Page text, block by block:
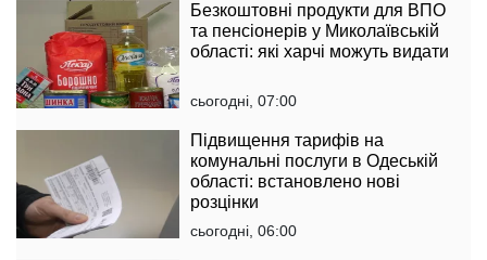
Безкоштовні продукти для ВПО
та пенсіонерів у Миколаївській
області: які харчі можуть видати
сьогодні, 07:00
Підвищення тарифів на
комунальні послуги в Одеській
області: встановлено нові
розцінки
сьогодні, 06:00